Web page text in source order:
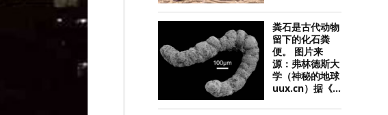
粪石是古代动物
留下的化石粪
便。 图片来
源：弗林德斯大
学（神秘的地球
uux.cn）据《...